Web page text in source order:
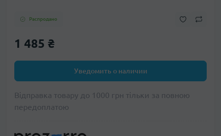
Распродано
1 485 ₴
Уведомить о наличии
Відправка товару до 1000 грн тільки за повною
передоплатою